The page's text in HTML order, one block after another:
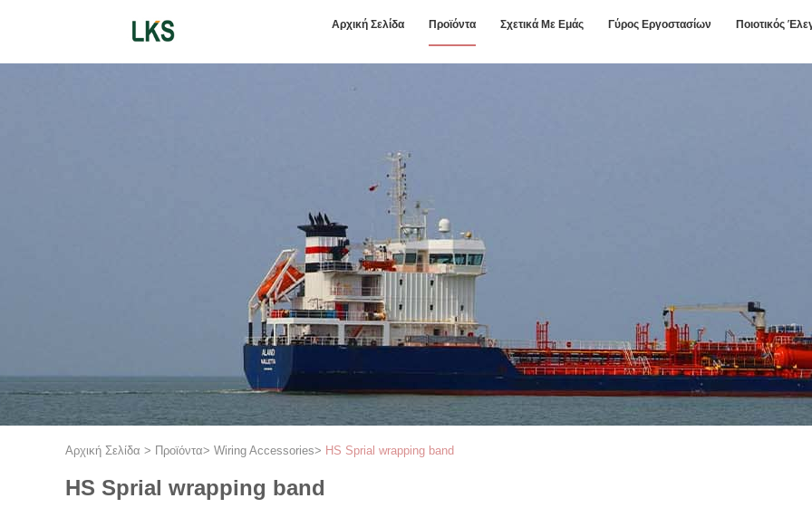
Αρχική Σελίδα Προϊόντα Σχετικά Με Εμάς Γύρος Εργοστασίων Ποιοτικός
Αρχική Σελίδα > Προϊόντα> Wiring Accessories> HS Sprial wrapping band
HS Sprial wrapping band